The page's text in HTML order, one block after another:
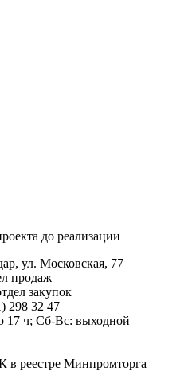
до реализации
ул. Московская, 77
продаж
закупок
298 32 47
17 ч; Сб-Вс: выходной
реестре Минпромторга